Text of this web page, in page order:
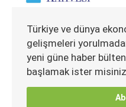
Türkiye ve dünya
gelişmeleri
yeni güne haber
başlamak ister